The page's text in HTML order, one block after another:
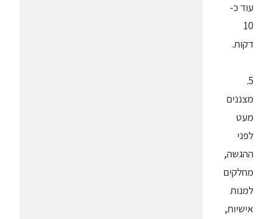
עוד כ-
10
דקות.
5.
מצננים
מעט
לפני
ההגשה,
מחלקים
למנות
אישיות,